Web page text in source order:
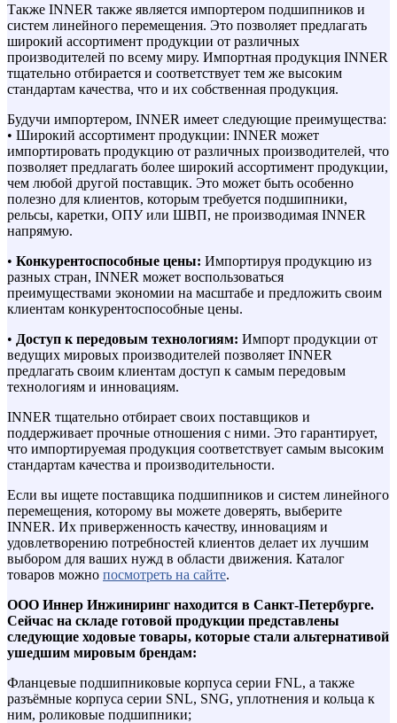
Также INNER также является импортером подшипников и
систем линейного перемещения. Это позволяет предлагать
широкий ассортимент продукции от различных
производителей по всему миру. Импортная продукция INNER
тщательно отбирается и соответствует тем же высоким
стандартам качества, что и их собственная продукция.
Будучи импортером, INNER имеет следующие преимущества:
• Широкий ассортимент продукции: INNER может
импортировать продукцию от различных производителей, что
позволяет предлагать более широкий ассортимент продукции,
чем любой другой поставщик. Это может быть особенно
полезно для клиентов, которым требуется подшипники,
рельсы, каретки, ОПУ или ШВП, не производимая INNER
напрямую.
• Конкурентоспособные цены: Импортируя продукцию из
разных стран, INNER может воспользоваться
преимуществами экономии на масштабе и предложить своим
клиентам конкурентоспособные цены.
• Доступ к передовым технологиям: Импорт продукции от
ведущих мировых производителей позволяет INNER
предлагать своим клиентам доступ к самым передовым
технологиям и инновациям.
INNER тщательно отбирает своих поставщиков и
поддерживает прочные отношения с ними. Это гарантирует,
что импортируемая продукция соответствует самым высоким
стандартам качества и производительности.
Если вы ищете поставщика подшипников и систем линейного
перемещения, которому вы можете доверять, выберите
INNER. Их приверженность качеству, инновациям и
удовлетворению потребностей клиентов делает их лучшим
выбором для ваших нужд в области движения. Каталог
товаров можно посмотреть на сайте.
ООО Иннер Инжиниринг находится в Санкт-Петербурге.
Сейчас на складе готовой продукции представлены
следующие ходовые товары, которые стали альтернативой
ушедшим мировым брендам:
Фланцевые подшипниковые корпуса серии FNL, а также
разъёмные корпуса серии SNL, SNG, уплотнения и кольца к
ним, роликовые подшипники;